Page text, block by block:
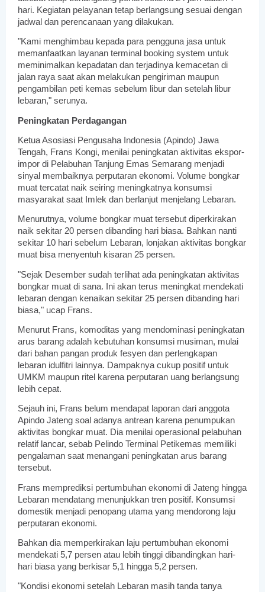
hari. Kegiatan pelayanan tetap berlangsung sesuai dengan
jadwal dan perencanaan yang dilakukan.
"Kami menghimbau kepada para pengguna jasa untuk
memanfaatkan layanan terminal booking system untuk
meminimalkan kepadatan dan terjadinya kemacetan di
jalan raya saat akan melakukan pengiriman maupun
pengambilan peti kemas sebelum libur dan setelah libur
lebaran," serunya.
Peningkatan Perdagangan
Ketua Asosiasi Pengusaha Indonesia (Apindo) Jawa
Tengah, Frans Kongi, menilai peningkatan aktivitas ekspor-
impor di Pelabuhan Tanjung Emas Semarang menjadi
sinyal membaiknya perputaran ekonomi. Volume bongkar
muat tercatat naik seiring meningkatnya konsumsi
masyarakat saat Imlek dan berlanjut menjelang Lebaran.
Menurutnya, volume bongkar muat tersebut diperkirakan
naik sekitar 20 persen dibanding hari biasa. Bahkan nanti
sekitar 10 hari sebelum Lebaran, lonjakan aktivitas bongkar
muat bisa menyentuh kisaran 25 persen.
"Sejak Desember sudah terlihat ada peningkatan aktivitas
bongkar muat di sana. Ini akan terus meningkat mendekati
lebaran dengan kenaikan sekitar 25 persen dibanding hari
biasa," ucap Frans.
Menurut Frans, komoditas yang mendominasi peningkatan
arus barang adalah kebutuhan konsumsi musiman, mulai
dari bahan pangan produk fesyen dan perlengkapan
lebaran idulfitri lainnya. Dampaknya cukup positif untuk
UMKM maupun ritel karena perputaran uang berlangsung
lebih cepat.
Sejauh ini, Frans belum mendapat laporan dari anggota
Apindo Jateng soal adanya antrean karena penumpukan
aktivitas bongkar muat. Dia menilai operasional pelabuhan
relatif lancar, sebab Pelindo Terminal Petikemas memiliki
pengalaman saat menangani peningkatan arus barang
tersebut.
Frans memprediksi pertumbuhan ekonomi di Jateng hingga
Lebaran mendatang menunjukkan tren positif. Konsumsi
domestik menjadi penopang utama yang mendorong laju
perputaran ekonomi.
Bahkan dia memperkirakan laju pertumbuhan ekonomi
mendekati 5,7 persen atau lebih tinggi dibandingkan hari-
hari biasa yang berkisar 5,1 hingga 5,2 persen.
"Kondisi ekonomi setelah Lebaran masih tanda tanya